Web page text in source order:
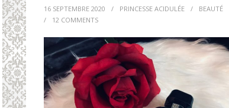
16 SEPTEMBRE 2020 / PRINCESSE ACIDULÉE /
BEAUTÉ
/
12 COMMENTS